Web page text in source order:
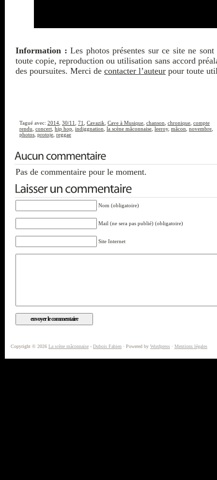
Information : Les photos présentes sur ce site ne
toute copie, reproduction ou utilisation sans accord
des poursuites. Merci de contacter l’auteur pour toute
Tagué avec: 2014 30/11 71 Cavazik Cave à Musique chanson chronique compte
rendu concert hip hop indiggnation la scène mâconnaise leeroy, mâcon novembre
photos protoje reggae
Pas de commentaire pour le moment.
Nom (obligatoire)
Mail (ne sera pas publié) (obligatoire)
Site Internet
Copyright © 2026 La scène mâconnaise - Dubois Fabien · Powered by Wordpress · Mentions légales